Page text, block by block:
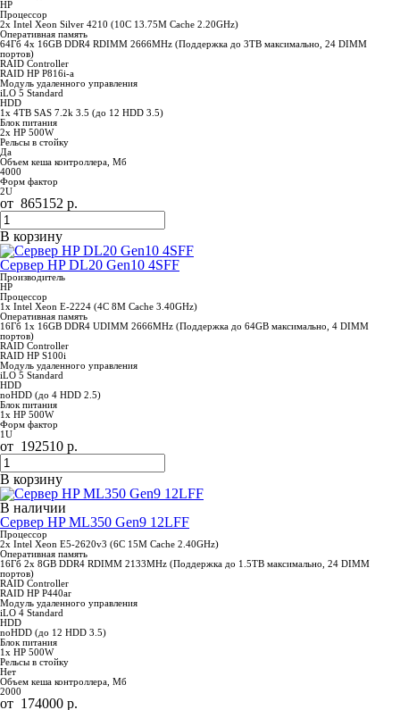
HP
Процессор
2x Intel Xeon Silver 4210 (10C 13.75M Cache 2.20GHz)
Оперативная память
64Гб 4x 16GB DDR4 RDIMM 2666MHz (Поддержка до 3TB максимально, 24 DIMM
портов)
RAID Controller
RAID HP P816i-a
Модуль удаленного управления
iLO 5 Standard
HDD
1x 4TB SAS 7.2k 3.5 (до 12 HDD 3.5)
Блок питания
2x HP 500W
Рельсы в стойку
Да
Объем кеша контроллера, Мб
4000
Форм фактор
2U
от 865152 р.
В корзину
Сервер HP DL20 Gen10 4SFF
Производитель
HP
Процессор
1x Intel Xeon E-2224 (4C 8M Cache 3.40GHz)
Оперативная память
16Гб 1x 16GB DDR4 UDIMM 2666MHz (Поддержка до 64GB максимально, 4 DIMM
портов)
RAID Controller
RAID HP S100i
Модуль удаленного управления
iLO 5 Standard
HDD
noHDD (до 4 HDD 2.5)
Блок питания
1x HP 500W
Форм фактор
1U
от 192510 р.
В корзину
В наличии
Сервер HP ML350 Gen9 12LFF
Процессор
2x Intel Xeon E5-2620v3 (6C 15M Cache 2.40GHz)
Оперативная память
16Гб 2x 8GB DDR4 RDIMM 2133MHz (Поддержка до 1.5TB максимально, 24 DIMM
портов)
RAID Controller
RAID HP P440ar
Модуль удаленного управления
iLO 4 Standard
HDD
noHDD (до 12 HDD 3.5)
Блок питания
1x HP 500W
Рельсы в стойку
Нет
Объем кеша контроллера, Мб
2000
от 174000 р.